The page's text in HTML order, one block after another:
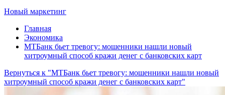
Новый маркетинг
Главная
Экономика
МТБанк бьет тревогу: мошенники нашли новый
хитроумный способ кражи денег с банковских карт
Вернуться к "МТБанк бьет тревогу: мошенники нашли новый
хитроумный способ кражи денег с банковских карт"